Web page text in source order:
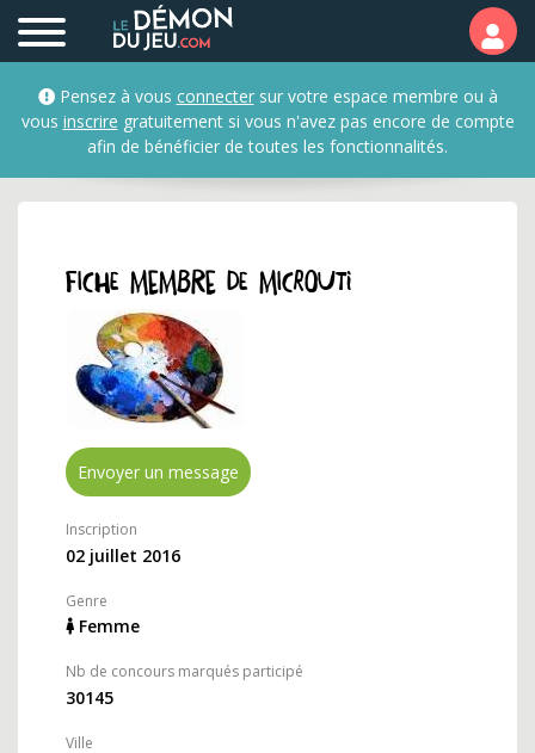
Profil et fiche membre
Pensez à vous connectersur votre espace membre ou à
vous inscrire gratuitement si vous n'avez pas encore de compte
afin de bénéficier de toutes les fonctionnalités.
Fiche membre de microuti
Envoyer un message
Inscription
02 juillet 2016
Genre
Femme
Nb de concours marqués participé
30145
Ville